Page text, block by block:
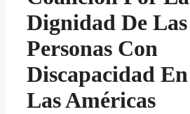
Dignidad De Las
Personas Con
Discapacidad En
Las Américas